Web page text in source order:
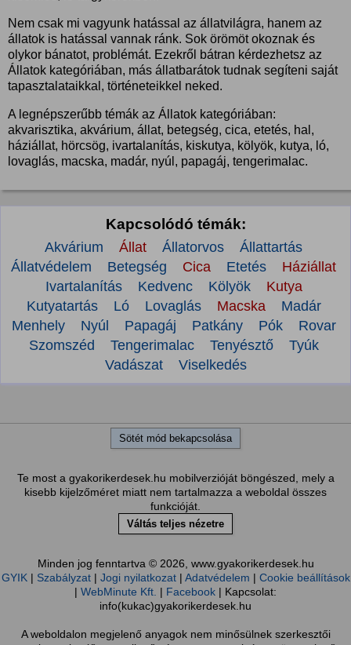
Nem csak mi vagyunk hatással az állatvilágra, hanem az
állatok is hatással vannak ránk. Sok örömöt okoznak és
olykor bánatot, problémát. Ezekről bátran kérdezhetsz az
Állatok kategóriában, más állatbarátok tudnak segíteni saját
tapasztalataikkal, történeteikkel neked.
A legnépszerűbb témák az Állatok kategóriában:
akvarisztika, akvárium, állat, betegség, cica, etetés, hal,
háziállat, hörcsög, ivartalanítás, kiskutya, kölyök, kutya, ló,
lovaglás, macska, madár, nyúl, papagáj, tengerimalac.
Kapcsolódó témák:
Akvárium Állat Állatorvos
Állattartás
Állatvédelem
Betegség Cica Etetés
Háziállat
Ivartalanítás
Kedvenc Kölyök
Kutya
Kutyatartás
Ló Lovaglás Macska
Madár
Menhely
Nyúl Papagáj Patkány Pók
Rovar
Szomszéd
Tengerimalac Tenyésztő
Tyúk
Vadászat
Viselkedés
Sötét mód bekapcsolása
Te most a gyakorikerdesek.hu mobilverzióját böngészed, mely a
kisebb kijelzőméret miatt nem tartalmazza a weboldal összes
funkcióját.
Váltás teljes nézetre
Minden jog fenntartva © 2026, www.gyakorikerdesek.hu
GYIK| Szabályzat| Jogi nyilatkozat| Adatvédelem | Cookie beállítások
| WebMinute Kft. | Facebook | Kapcsolat:
info(kukac)gyakorikerdesek.hu
A weboldalon megjelenő anyagok nem minősülnek szerkesztői